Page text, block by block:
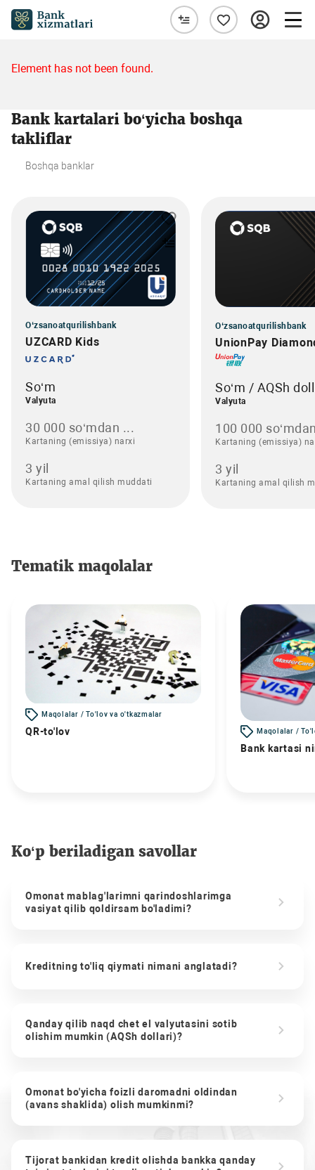
Element has not been found.
Bank kartalari bo‘yicha boshqa
takliflar
Boshqa banklar
O‘zsanoatqurilishbank
UZCARD Kids
So‘m
Valyuta
30 000 so‘mdan ...
Kartaning (emissiya) narxi
3 yil
Kartaning amal qilish muddati
O‘zsanoatqurilishbank
UnionPay
So‘m / AQSh
Valyuta
100 000
Kartaning (emissiya)
3 yil
Kartaning amal qilish
Tematik maqolalar
Maqolalar / To'lov va o'tkazmalar
QR-to'lov Maqolalar /
Bank kartasi
Ko‘p beriladigan savollar
Omonat mablag'larimni qarindoshlarimga
vasiyat qilib qoldirsam bo'ladimi?
Kreditning to'liq qiymati nimani anglatadi?
Qanday qilib naqd chet el valyutasini sotib
olishim mumkin (AQSh dollari)?
Omonat bo'yicha foizli daromadni oldindan
(avans shaklida) olish mumkinmi?
Tijorat bankidan kredit olishda bankka qanday